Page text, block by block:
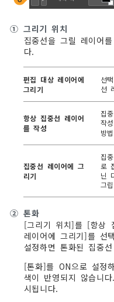
① 그리기 위치
집중선을 그릴 레이어
다.
편집 대상 레이어에
그리기
선
선
항상 집중선 레이어
를 작성
집
작
방
집중선 레이어에 그
리기
집
로
닌
그
② 톤화
[그리기 위치]를 [항상
레이어에 그리기]를 선
설정하면 톤화된 집중
[톤화]를 ON으로 설정
색이 반영되지 않습니
시됩니다.